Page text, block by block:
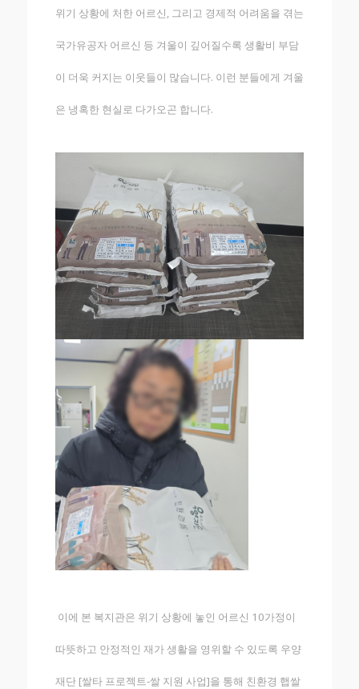
위기 상황에 처한 어르신, 그리고 경제적 어려움을 겪는
국가유공자 어르신 등 겨울이 깊어질수록 생활비 부담
이 더욱 커지는 이웃들이 많습니다. 이런 분들에게 겨울
은 냉혹한 현실로 다가오곤 합니다.
이에 본 복지관은 위기 상황에 놓인 어르신 10가정이
따뜻하고 안정적인 재가 생활을 영위할 수 있도록 우양
재단 [쌀타 프로젝트-쌀 지원 사업]을 통해 친환경 햅쌀